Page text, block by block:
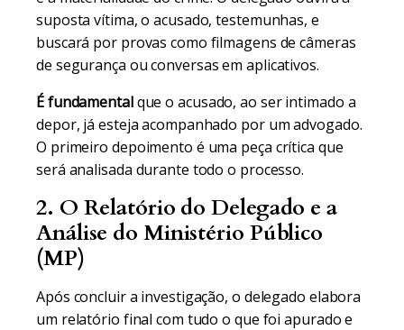
suposta vítima, o acusado, testemunhas, e
buscará por provas como filmagens de câmeras
de segurança ou conversas em aplicativos.
É fundamentalque o acusado, ao ser intimado a
depor, já esteja acompanhado por um advogado.
O primeiro depoimento é uma peça crítica que
será analisada durante todo o processo.
2. O Relatório do Delegado e a
Análise do Ministério Público
(MP)
Após concluir a investigação, o delegado elabora
um relatório final com tudo o que foi apurado e